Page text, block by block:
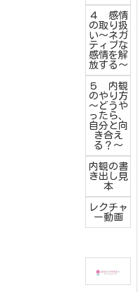
４ 感情
の取り扱
い～ネガ
ティブな
感情を解
放する～
５ 内観
のやり方
～どうや
ったら、
自分と向
き合え
る？～
内観の書
き出し見
本
レクチャ
ー動画